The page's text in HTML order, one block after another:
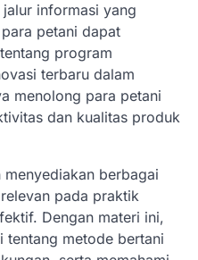
informasi yang
petani dapat
program
terbaru dalam
menolong para petani
dan kualitas produk
berbagai
pada praktik
Dengan materi ini,
tentang metode bertani